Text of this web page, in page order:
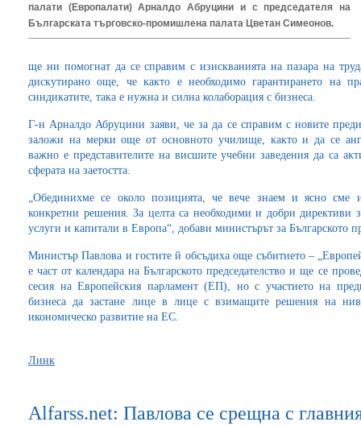
палати (Европалати) Арналдо Абруцини и с председателя на
Българската търговско-промишлена палата Цветан Симеонов.
ще ни помогнат да се справим с изискванията на пазара на
дискутирано още, че както е необходимо гарантирането на
синдикатите, така е нужна и силна колаборация с бизнеса.
Г-н Арналдо Абруцини заяви, че за да се справим с новите
заложи на мерки още от основното училище, както и да се
важно е представителите на висшите учебни заведения да са
сферата на заетостта.
„Обединихме се около позицията, че вече знаем и ясно сме
конкретни решения. За целта са необходими и добри директиви
услуги и капитали в Европа“, добави министърът за Българското
Министър Павлова и гостите й обсъдиха още събитието –
е част от календара на Българското председателство и ще се
сесия на Европейския парламент (ЕП), но с участието на
бизнеса да застане лице в лице с взимащите решения на
икономическо развитие на ЕС.
Линк
Alfarss.net: Павлова се срещна с